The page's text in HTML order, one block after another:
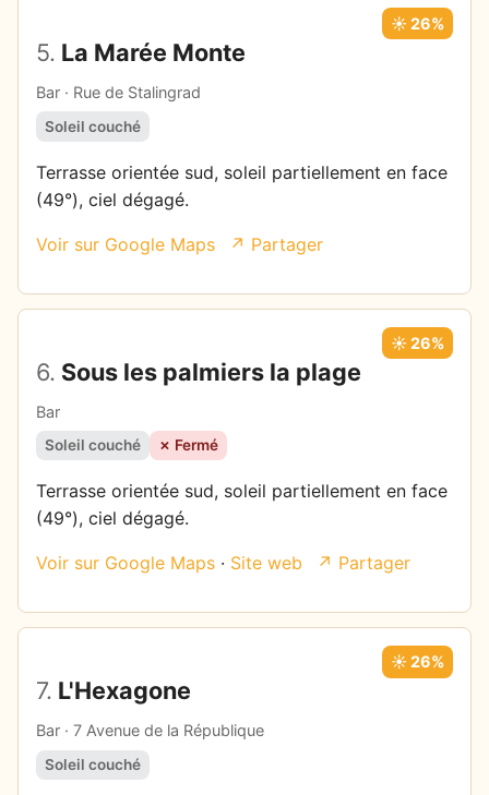
5. La Marée Monte
Bar · Rue de Stalingrad
☀️ 26%
Soleil couché
Terrasse orientée sud, soleil partiellement en face
(49°), ciel dégagé.
Voir sur Google Maps ↗ Partager
6. Sous les palmiers la plage
Bar
☀️ 26%
Soleil couché ✗ Fermé
Terrasse orientée sud, soleil partiellement en face
(49°), ciel dégagé.
Voir sur Google Maps · Site web ↗ Partager
7. L'Hexagone
Bar · 7 Avenue de la République
☀️ 26%
Soleil couché